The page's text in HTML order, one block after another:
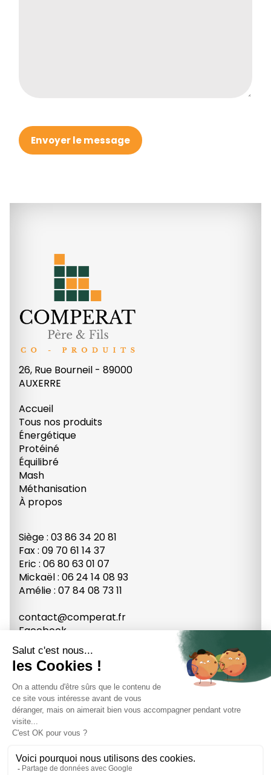
Envoyer le message
26, Rue Bourneil - 89000
AUXERRE
Accueil
Tous nos produits
Énergétique
Protéiné
Équilibré
Mash
Méthanisation
À propos
Siège : 03 86 34 20 81
Fax : 09 70 61 14 37
Eric : 06 80 63 01 07
Mickaël : 06 24 14 08 93
Amélie : 07 84 08 73 11
contact@comperat.fr
Facebook
Youtube